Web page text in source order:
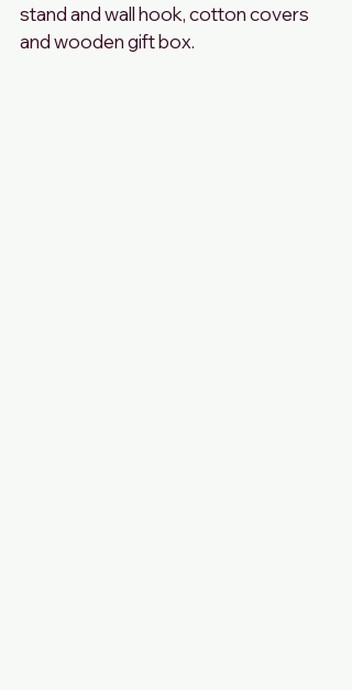
stand and wall hook, cotton covers
and wooden gift box.